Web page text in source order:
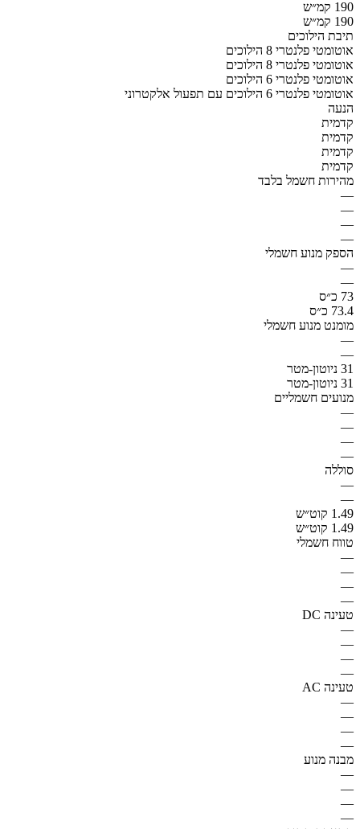
190 קמ״ש
190 קמ״ש
תיבת הילוכים
אוטומטי פלנטרי 8 הילוכים
אוטומטי פלנטרי 8 הילוכים
אוטומטי פלנטרי 6 הילוכים
אוטומטי פלנטרי 6 הילוכים עם תפעול אלקטרוני
הנעה
קדמית
קדמית
קדמית
קדמית
מהירות חשמל בלבד
—
—
—
—
הספק מנוע חשמלי
—
—
73 כ״ס
73.4 כ״ס
מומנט מנוע חשמלי
—
—
31 ניוטון-מטר
31 ניוטון-מטר
מנועים חשמליים
—
—
—
—
סוללה
—
—
1.49 קוט״ש
1.49 קוט״ש
טווח חשמלי
—
—
—
—
טעינה DC
—
—
—
—
טעינה AC
—
—
—
—
מבנה מנוע
—
—
—
—